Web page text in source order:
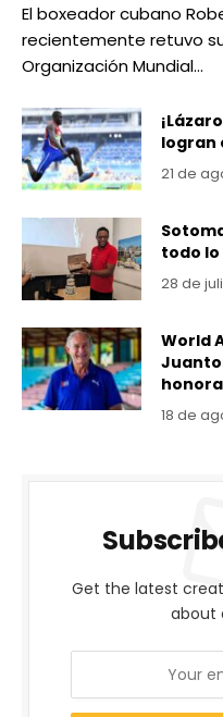
El boxeador cubano
recientemente retuvo
Organización Mundial…
logran
21 de
todo
28 de
World
18 de
Get the latest
about